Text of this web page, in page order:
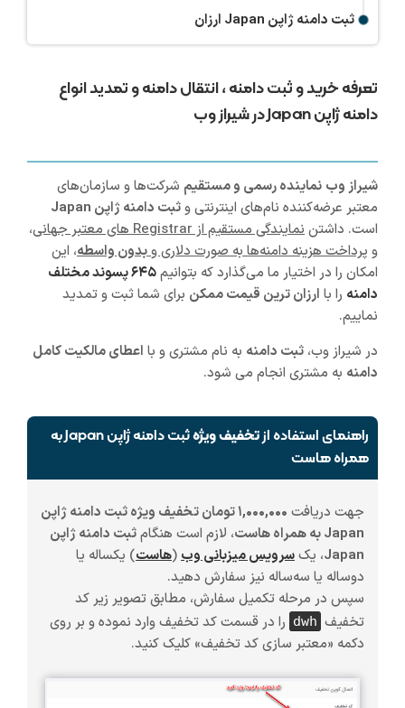
ثبت دامنه ژاپن Japan ارزان
تعرفه خرید و ثبت دامنه ، انتقال دامنه و تمدید انواع
دامنه ژاپن Japan در شیراز وب
شیرازوب نماینده رسمی و مستقیم شرکت‌ها و سازمان‌های
معتبر عرضه‌کننده نام‌های اینترنتی وثبت دامنه ژاپن Japan
است. داشتننمایندگی مستقیم از Registrar های معتبر جهانی
،
و پرداخت هزینه دامنه‌ها به صورت دلاری وبدون واسطه، این
امکان را در اختیار ما می‌گذارد که بتوانیم
۶۴۵ پسوند مختلف
دامنه را با ارزان ترین قیمت ممکن برای شما ثبت و تمدید
نماییم.
در شیراز وب، ثبت دامنه به نام مشتری و با اعطای مالکیت کامل
دامنه به مشتری انجام می شود.
راهنمای استفاده ازتخفیف ویژه
ثبت دامنه ژاپن Japan به
همراه هاست
جهت دریافت
۱,۰۰۰,۰۰۰ تومان تخفیف ویژه ثبت دامنه ژاپن
Japan به همراه هاست
، لازم است هنگامثبت دامنه ژاپن
Japan، یکسرویس میزبانی وب(هاست) یکساله یا
دوساله یا سه‌ساله نیز سفارش دهید.
سپس در مرحله تکمیل سفارش، مطابق تصویر زیر کد
تخفیف dwh را در قسمت کد تخفیف وارد نموده و بر روی
دکمه «معتبر سازی کد تخفیف» کلیک کنید.